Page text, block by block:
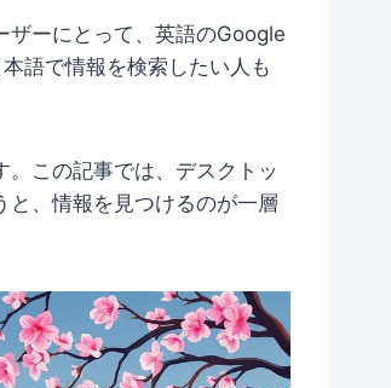
ザーにとって、英語のGoogle
語で情報を検索したい人も
この記事では、デスクトッ
、情報を見つけるのが一層